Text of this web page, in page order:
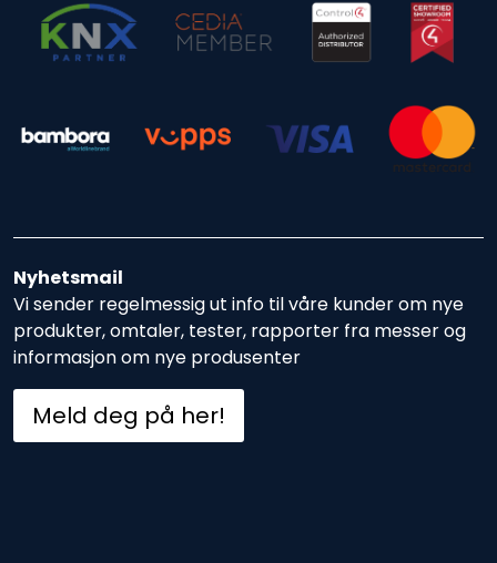
Nyhetsmail
Vi sender regelmessig ut info til våre kunder om nye
produkter, omtaler, tester, rapporter fra messer og
informasjon om nye produsenter
Meld deg på her!